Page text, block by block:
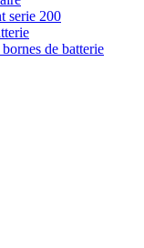
serie 200
de batterie